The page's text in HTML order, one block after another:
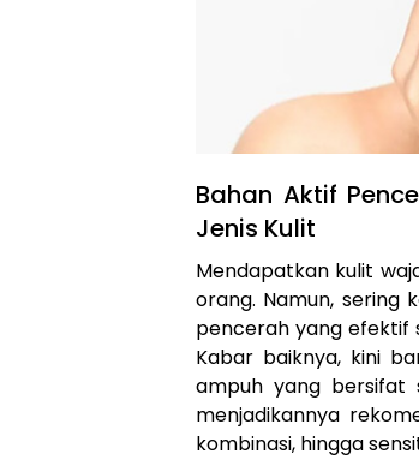
Bahan Aktif
Jenis Kulit
Mendapatkan kulit
orang. Namun, sering
pencerah yang efektif
Kabar baiknya, kini
ampuh yang bersifat
menjadikannya
kombinasi, hingga